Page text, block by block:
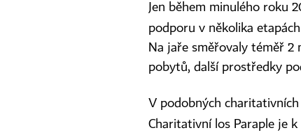
Jen během minulého roku
podporu v několika
Na jaře směřovaly téměř 2
pobytů, další prostředky
V podobných
Charitativní los Paraple je k